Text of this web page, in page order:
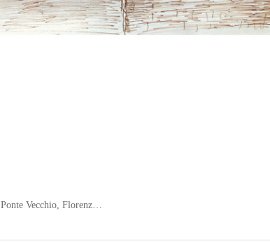
Ponte Vecchio, Florenz…